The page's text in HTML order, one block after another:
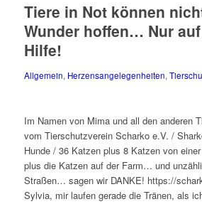
Tiere in Not können
Wunder hoffen… Nur
Hilfe!
Allgemein, Herzensangelegenheiten,
Im Namen von Mima und all den anderen
vom Tierschutzverein Scharko e.V. /
Hunde / 36 Katzen plus 8 Katzen von
plus die Katzen auf der Farm… und
Straßen… sagen wir DANKE! https://
Sylvia, mir laufen gerade die Tränen, als